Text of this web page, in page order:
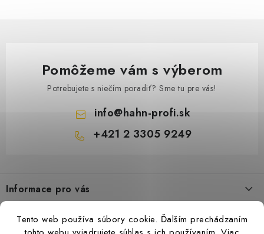
Tento web používa súbory cookie. Ďalším prechádzaním
Pomôžeme vám s výberom
Potrebujete s niečím poradiť? Sme tu pre vás!
info@hahn-profi.sk
+421 2 3305 9249
p
ä
Informace pro vás
Zásady ochrany osobných údajov